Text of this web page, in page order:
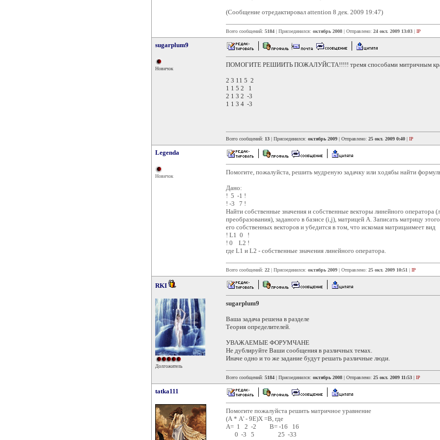
(Сообщение отредактировал attention 8 дек. 2009 19:47)
Всего сообщений: 5184 | Присоединился: октябрь 2008 | Отправлено: 24 окт. 2009 13:03 | IP
sugarplum9
Новичок
ПОМОГИТЕ РЕШИИТЬ ПОЖАЛУЙСТА!!!!! тремя способами митричным
2 3 11 5 2
1 1 5 2 1
2 1 3 2 -3
1 1 3 4 -3
Всего сообщений: 13 | Присоединился: октябрь 2009 | Отправлено: 25 окт. 2009 0:40 | IP
Legenda
Новичок
Помогите, пожалуйста, решить мудреную задачку или ходябы найти
Дано:
! 5 -1 !
! -3 7 !
Найти собственные значения и собственные векторы линейного оператора
преобразования), заданого в базисе (i,j), матрицей А. Записать матрицу
его собственных векторов и убедится в том, что искомая матрицаимеет вид
! L1 0 !
! 0 L2 !
где L1 и L2 - собственные значения линейного оператора.
Всего сообщений: 22 | Присоединился: октябрь 2009 | Отправлено: 25 окт. 2009 10:51 | IP
RKI
Долгожитель
sugarplum9
Ваша задача решена в разделе
Теория определителей.
УВАЖАЕМЫЕ ФОРУМЧАНЕ
Не дублируйте Ваши сообщения в различных темах.
Иначе одно и то же задание будут решать различные люди.
Всего сообщений: 5184 | Присоединился: октябрь 2008 | Отправлено: 25 окт. 2009 11:53 | IP
tatka111
Помогите пожалуйста решить матричное уравнение
(А * А' - 9Е)X =В, где
А= 1 2 -2 В= -16 16
0 -3 5 25 -33